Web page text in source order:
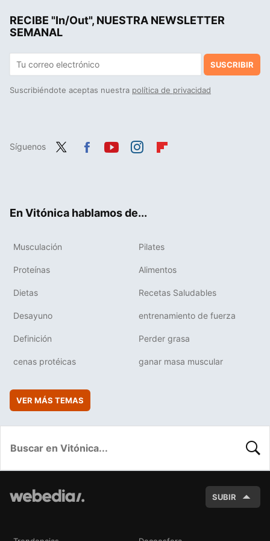
RECIBE "In/Out", NUESTRA NEWSLETTER
SEMANAL
SUSCRIBIR
Suscribiéndote aceptas nuestra política de privacidad
Síguenos
En Vitónica hablamos de...
Musculación Pilates
Proteínas Alimentos
Dietas Recetas Saludables
Desayuno entrenamiento de fuerza
Definición Perder grasa
cenas protéicas ganar masa muscular
VER MÁS TEMAS
SUBIR